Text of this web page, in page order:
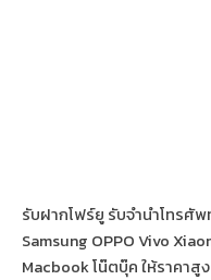
รับฝากโฟร์ยู รับจำนำโทรศั
Samsung OPPO Vivo
Macbook โน๊ตบุ๊ค ให้ราคาสู